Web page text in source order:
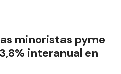
minoristas pyme
interanual en